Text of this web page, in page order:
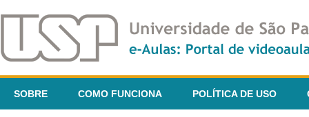
SOBRE COMO FUNCIONA POLÍTICA DE USO